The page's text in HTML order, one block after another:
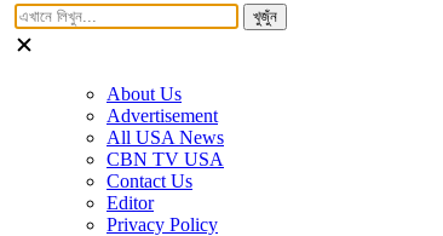
খুজুঁন
About Us
Advertisement
All USA News
CBN TV USA
Contact Us
Editor
Privacy Policy